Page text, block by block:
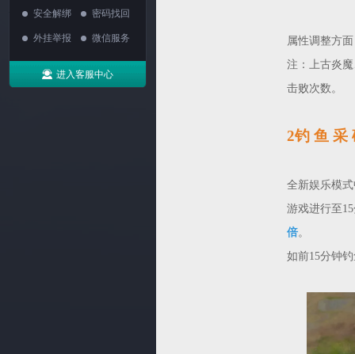
安全解绑 密码找回
外挂举报 微信服务
进入客服中心
属性调整方
注：上古炎
击败次数。
2钓 鱼 采
全新娱乐模
游戏进行至
倍。
如前15分钟